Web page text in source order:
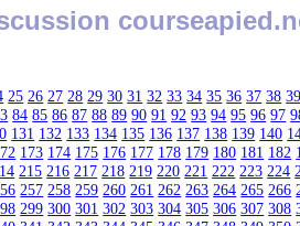
25 26 27 28 29 30 31 32 33 34 35 36 37 38 39
84 85 86 87 88 89 90 91 92 93 94 95 96 97
131 132 133 134 135 136 137 138 139 140
173 174 175 176 177 178 179 180 181 182
215 216 217 218 219 220 221 222 223 224
257 258 259 260 261 262 263 264 265 266
299 300 301 302 303 304 305 306 307 308